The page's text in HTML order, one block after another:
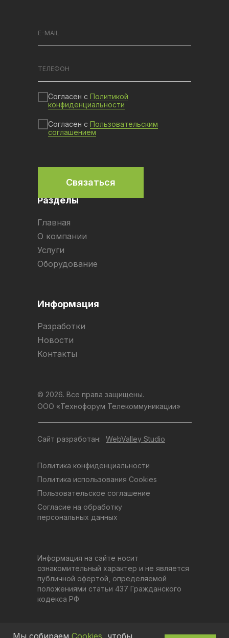
Разделы
Информация
Главная
О компании
Услуги
Оборудование
Разработки
Новости
Контакты
Информация на сайте носит
ознакомительный характер и не является
публичной офертой, определяемой
положениями статьи 437 Гражданского
кодекса РФ
Политика использования Cookies
Согласие на обработку
персональных данных
Пользовательское соглашение
Политика конфиденциальности
© 2026. Все права защищены.
ООО «Технофорум Телекоммуникации»
Сайт разработан:
Согласен с Политикой
конфиденциальности
Согласен с Пользовательским
соглашением
Связаться
WebValley Studio
Мы собираем Cookies , чтобы